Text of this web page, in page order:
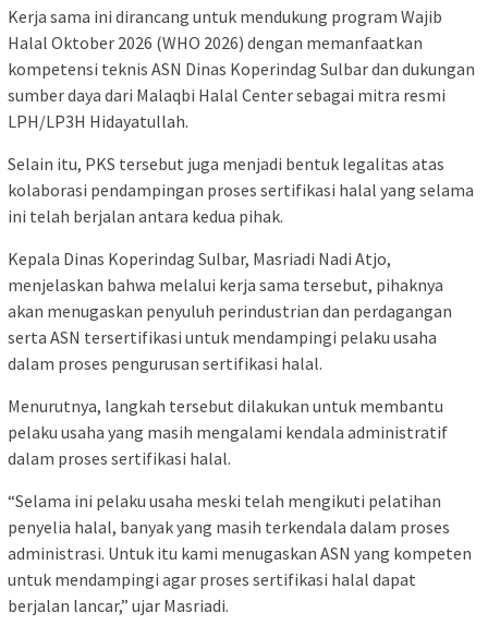
Kerja sama ini dirancang untuk mendukung program Wajib
Halal Oktober 2026 (WHO 2026) dengan memanfaatkan
kompetensi teknis ASN Dinas Koperindag Sulbar dan dukungan
sumber daya dari Malaqbi Halal Center sebagai mitra resmi
LPH/LP3H Hidayatullah.
Selain itu, PKS tersebut juga menjadi bentuk legalitas atas
kolaborasi pendampingan proses sertifikasi halal yang selama
ini telah berjalan antara kedua pihak.
Kepala Dinas Koperindag Sulbar, Masriadi Nadi Atjo,
menjelaskan bahwa melalui kerja sama tersebut, pihaknya
akan menugaskan penyuluh perindustrian dan perdagangan
serta ASN tersertifikasi untuk mendampingi pelaku usaha
dalam proses pengurusan sertifikasi halal.
Menurutnya, langkah tersebut dilakukan untuk membantu
pelaku usaha yang masih mengalami kendala administratif
dalam proses sertifikasi halal.
“Selama ini pelaku usaha meski telah mengikuti pelatihan
penyelia halal, banyak yang masih terkendala dalam proses
administrasi. Untuk itu kami menugaskan ASN yang kompeten
untuk mendampingi agar proses sertifikasi halal dapat
berjalan lancar,” ujar Masriadi.